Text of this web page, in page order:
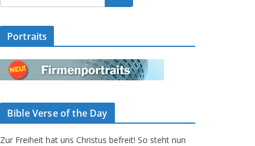
Portraits
Bible Verse of the Day
Zur Freiheit hat uns Christus befreit! So steht nun